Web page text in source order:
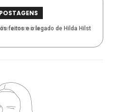
a memória
feitos e o legado de Hilda Hilst